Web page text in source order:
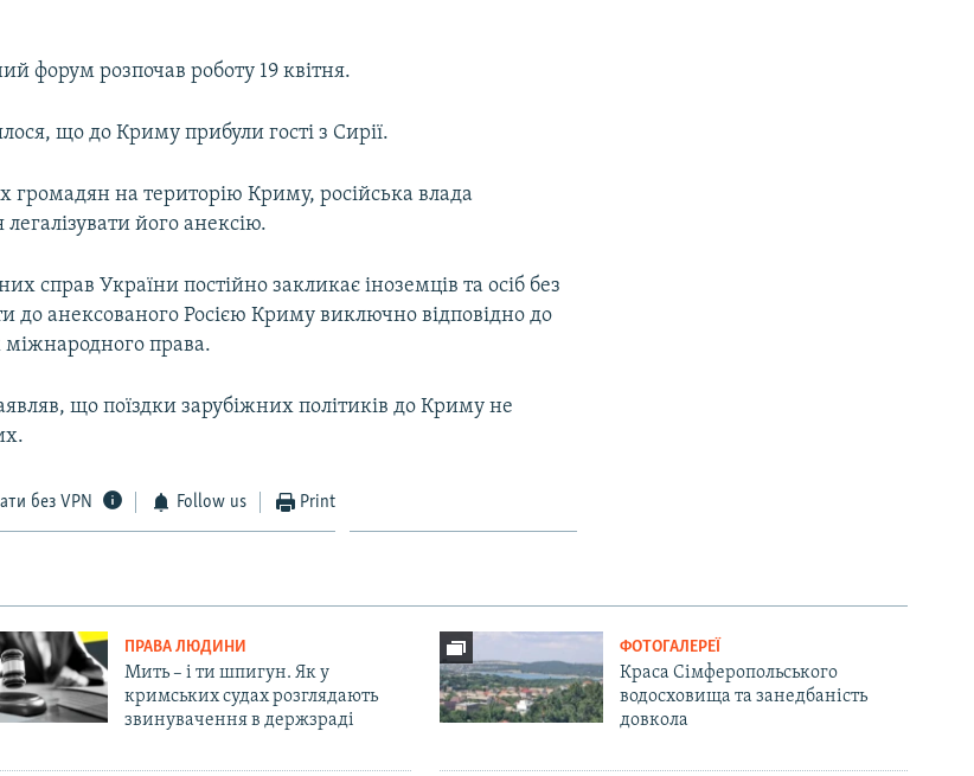
форум розпочав роботу 19 квітня.
що до Криму прибули гості з Сирії.
на територію Криму, російська влада
його анексію.
справ України постійно закликає іноземців та осіб без
до анексованого Росією Криму виключно відповідно до
міжнародного права.
що поїздки зарубіжних політиків до Криму не
без VPN Follow us Print
ПРАВА ЛЮДИНИ
Мить – і ти шпигун. Як у
кримських судах розглядають
звинувачення в держзраді
ФОТОГАЛЕРЕЇ
Краса Сімферопольського
водосховища та занедбаність
довкола